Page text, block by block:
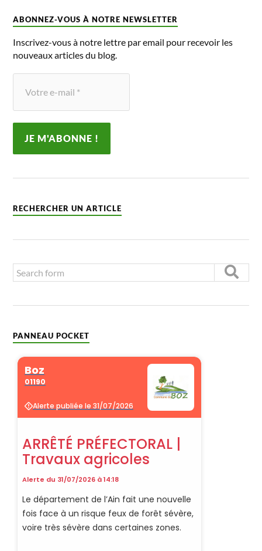
ABONNEZ-VOUS À NOTRE NEWSLETTER
Inscrivez-vous à notre lettre par email pour recevoir les
nouveaux articles du blog.
RECHERCHER UN ARTICLE
PANNEAU POCKET